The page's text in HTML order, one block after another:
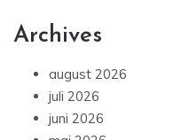
Archives
august 2026
juli 2026
juni 2026